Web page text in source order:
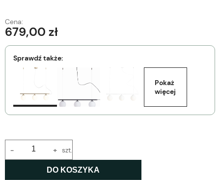
Cena:
679,00 zł
Sprawdź także:
Pokaż
więcej
+
- szt.
DO KOSZYKA